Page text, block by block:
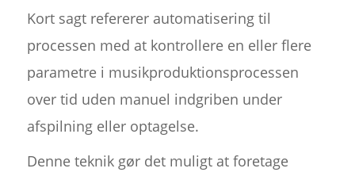
Kort sagt refererer automatisering til
processen med at kontrollere en eller flere
parametre i musikproduktionsprocessen
over tid uden manuel indgriben under
afspilning eller optagelse.
Denne teknik gør det muligt at foretage